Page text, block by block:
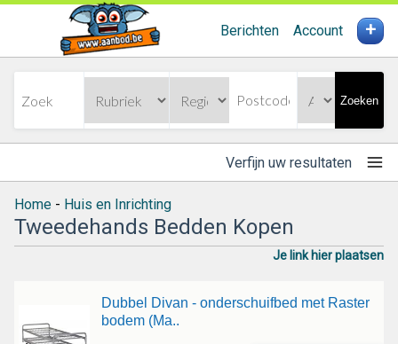
Berichten Account +
Zoeken
Verfijn uw resultaten
Home - Huis en Inrichting
Tweedehands Bedden Kopen
Je link hier plaatsen
Dubbel Divan - onderschuifbed met Raster
bodem (Ma..